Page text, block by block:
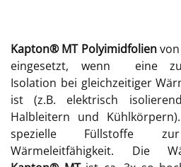
Kapton® MT Polyimidfolienvon
eingesetzt, wenn eine
Isolation bei gleichzeitiger
ist (z.B. elektrisch
Halbleitern und Kühlkörpern).
spezielle Füllstoffe
Wärmeleitfähigkeit. Die